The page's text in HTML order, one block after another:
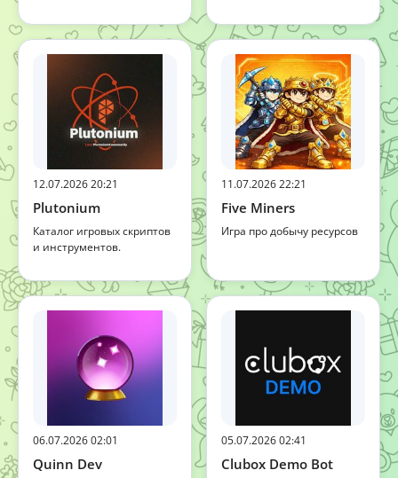
12.07.2026 20:21
Plutonium
Каталог игровых скриптов
и инструментов.
11.07.2026 22:21
Five Miners
Игра про добычу ресурсов
06.07.2026 02:01
Quinn Dev
05.07.2026 02:41
Clubox Demo Bot